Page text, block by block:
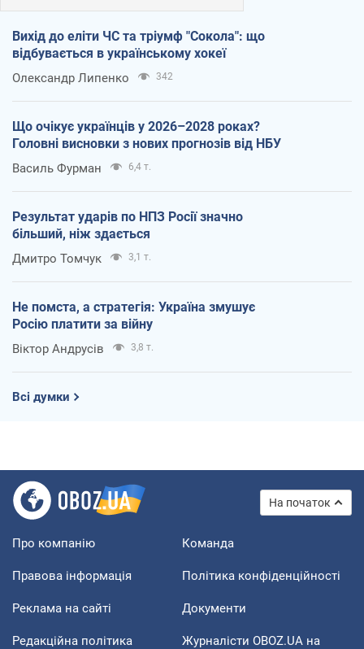
Вихід до еліти ЧС та тріумф "Сокола": що
відбувається в українському хокеї
Олександр Липенко 342
Що очікує українців у 2026–2028 роках?
Головні висновки з нових прогнозів від НБУ
Василь Фурман 6,4 т.
Результат ударів по НПЗ Росії значно
більший, ніж здається
Дмитро Томчук 3,1 т.
Не помста, а стратегія: Україна змушує
Росію платити за війну
Віктор Андрусів 3,8 т.
Всі думки
На початок
Про компанію Команда
Правова інформація Політика конфіденційності
Реклама на сайті Документи
Редакційна політика
Журналісти OBOZ.UA на